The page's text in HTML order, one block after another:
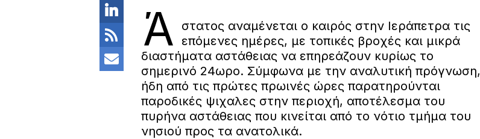
Ά
στατος αναμένεται ο καιρός στην Ιεράπετρα τις
επόμενες ημέρες, με τοπικές βροχές και μικρά
διαστήματα αστάθειας να επηρεάζουν κυρίως το
σημερινό 24ωρο. Σύμφωνα με την αναλυτική πρόγνωση,
ήδη από τις πρώτες πρωινές ώρες παρατηρούνται
παροδικές ψιχαλες στην περιοχή, αποτέλεσμα του
πυρήνα αστάθειας που κινείται από το νότιο τμήμα του
νησιού προς τα ανατολικά.